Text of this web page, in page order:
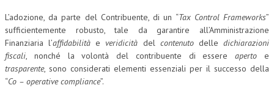
TRIBUTARIA
PENALE
NEWS
L’adozione, da parte del Contribuente, di un “Tax Control Frameworks”
sufficientemente robusto, tale da garantire all’Amministrazione
Finanziaria l’affidabilità e veridicità del contenutodelledichiarazioni
fiscali, nonché la volontà del contribuente di essereaperto e
trasparente, sono considerati elementi essenziali per il successo della
“Co – operative compliance”.